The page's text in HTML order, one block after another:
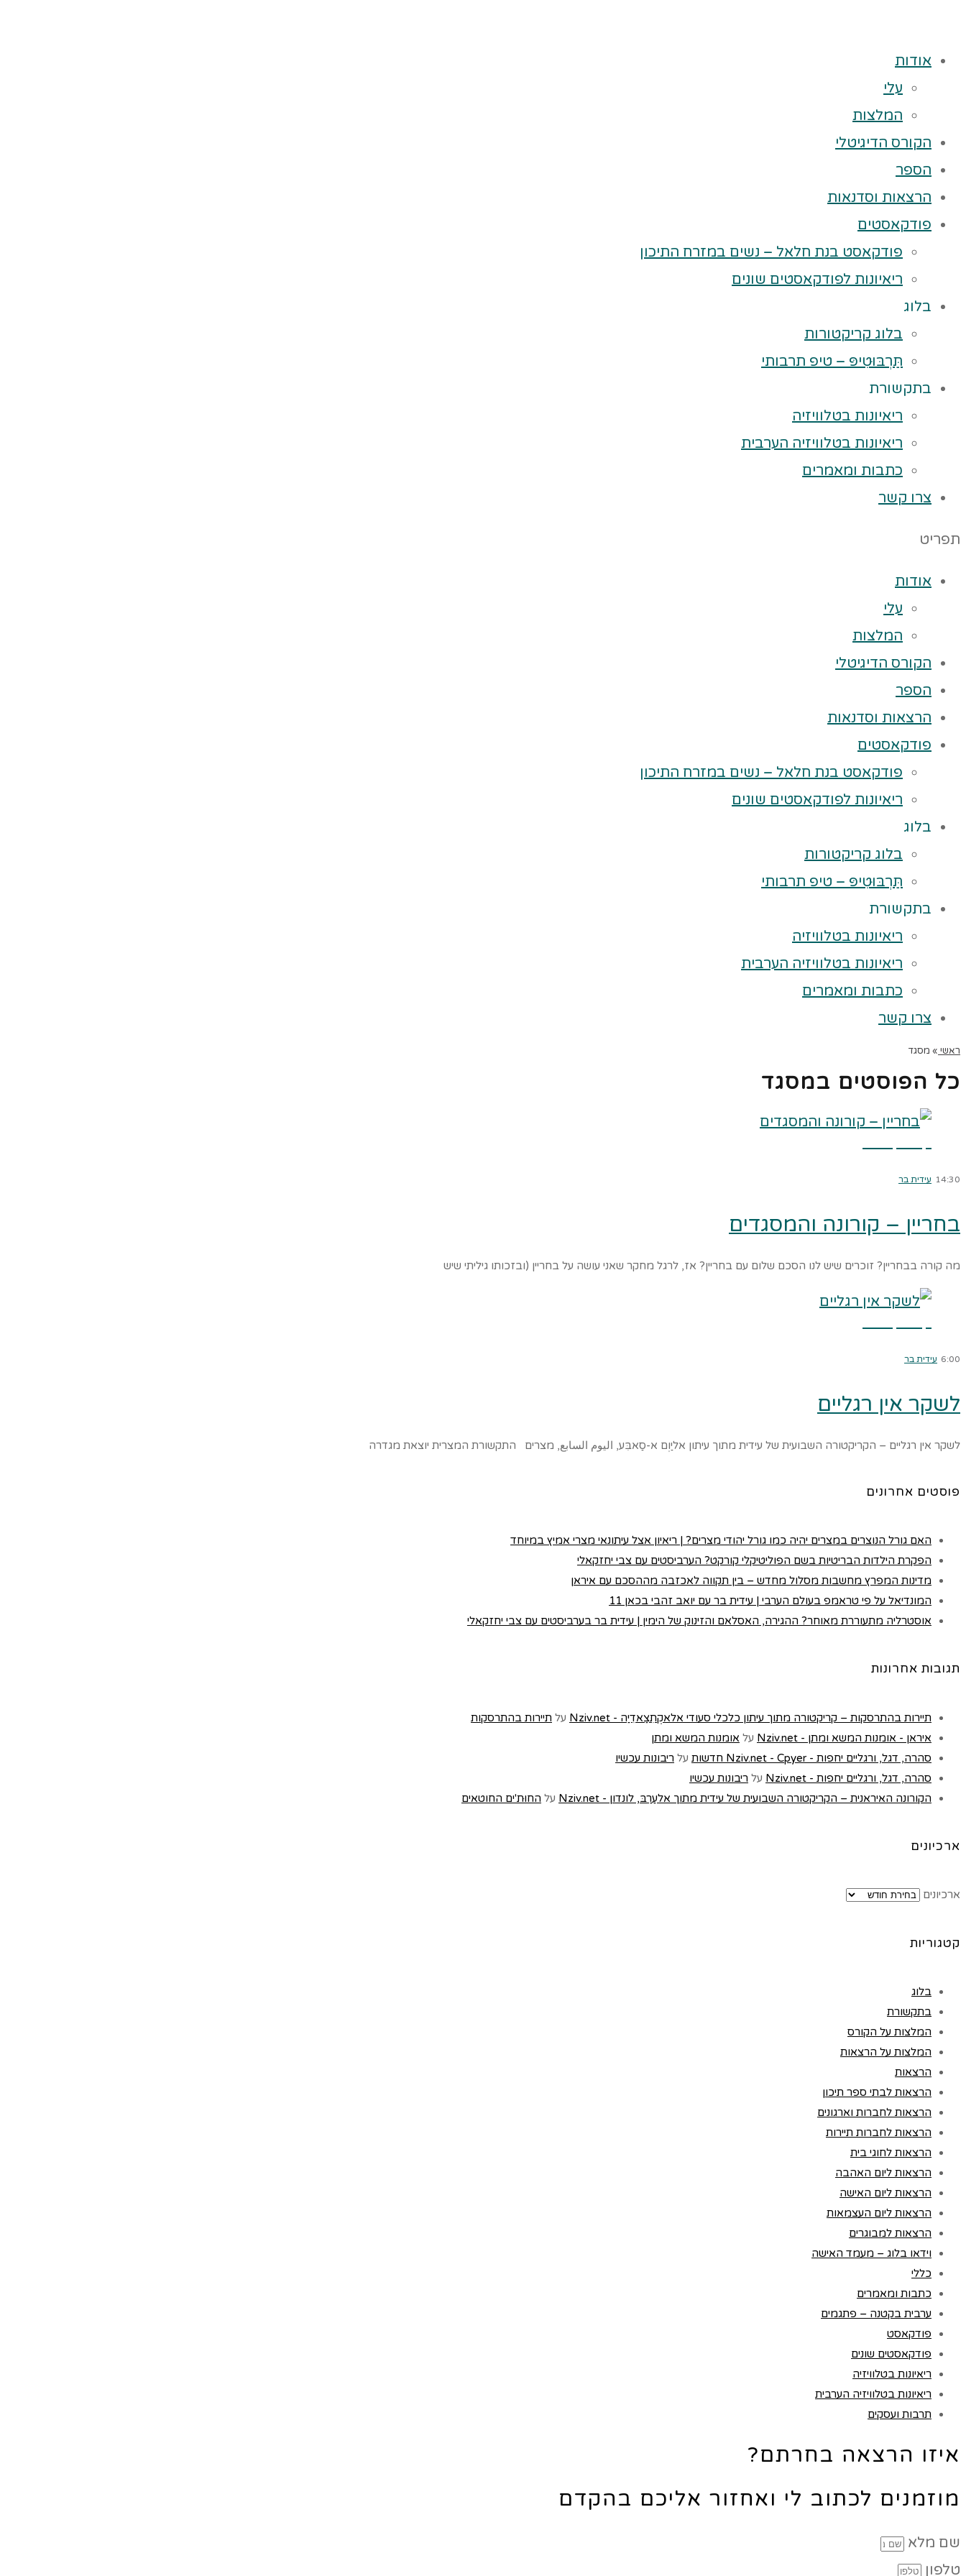
אודות
עלי
המלצות
הקורס הדיגיטלי
הספר
הרצאות וסדנאות
פודקאסטים
פודקאסט בנת חלאל – נשים במזרח התיכון
ריאיונות לפודקאסטים שונים
בלוג
בלוג קריקטורות
תַּרְבּוּטִיפּ – טיפ תרבותי
בתקשורת
ריאיונות בטלוויזיה
ריאיונות בטלוויזיה הערבית
כתבות ומאמרים
צרו קשר
תפריט
אודות
עלי
המלצות
הקורס הדיגיטלי
הספר
הרצאות וסדנאות
פודקאסטים
פודקאסט בנת חלאל – נשים במזרח התיכון
ריאיונות לפודקאסטים שונים
בלוג
בלוג קריקטורות
תַּרְבּוּטִיפּ – טיפ תרבותי
בתקשורת
ריאיונות בטלוויזיה
ריאיונות בטלוויזיה הערבית
כתבות ומאמרים
צרו קשר
ראשי » מסגד
כל הפוסטים במסגד
14:30 עידית בר
בחריין – קורונה והמסגדים
מה קורה בבחריין? זוכרים שיש לנו הסכם שלום עם בחריין? אז, לרגל מחקר שאני עושה על בחריין (ובזכותו גיליתי שיש
6:00 עידית בר
לשקר אין רגליים
לשקר אין רגליים – הקריקטורה השבועית של עידית מתוך עיתון אליַוְם א-סַאבִּע, اليوم السابع, מצרים התקשורת המצרית יוצאת מגדרה
פוסטים אחרונים
האם גורל הנוצרים במצרים יהיה כמו גורל יהודי מצרים? | ריאיון אצל עיתונאי מצרי אמיץ במיוחד
הפקרת הילדות הבריטיות בשם הפוליטיקלי קורקט? הערביסטים עם צבי יחזקאלי
מדינות המפרץ מחשבות מסלול מחדש – בין תקווה לאכזבה מההסכם עם איראן
המונדיאל על פי טראמפ בעולם הערבי | עידית בר עם יואב זהבי בכאן 11
אוסטרליה מתעוררת מאוחר? ההגירה, האסלאם והזינוק של הימין | עידית בר בערביסטים עם צבי יחזקאלי
תגובות אחרונות
תיירות בהתרסקות – קריקטורה מתוך עיתון כלכלי סעודי אלאקְתִצַאדִיַה - Nziv.net על תיירות בהתרסקות
איראן - אומנות המשא ומתן - Nziv.net
על אומנות המשא ומתן
סהרה, דגל, ורגליים יחפות - Nziv.net - Cpyer חדשות
על ריבונות עכשיו
סהרה, דגל, ורגליים יחפות - Nziv.net
על ריבונות עכשיו
הקורונה האיראנית – הקריקטורה השבועית של עידית מתוך אלעַרַבּ, לונדון - Nziv.net
על החוּת'ים החוטאים
ארכיונים
ארכיונים
קטגוריות
בלוג
בתקשורת
המלצות על הקורס
המלצות על הרצאות
הרצאות
הרצאות לבתי ספר תיכון
הרצאות לחברות וארגונים
הרצאות לחברות תיירות
הרצאות לחוגי בית
הרצאות ליום האהבה
הרצאות ליום האישה
הרצאות ליום העצמאות
הרצאות למבוגרים
וידאו בלוג – מעמד האישה
כללי
כתבות ומאמרים
ערבית בקטנה – פתגמים
פודקאסט
פודקאסטים שונים
ריאיונות בטלוויזיה
ריאיונות בטלוויזיה הערבית
תרבות ועסקים
איזו הרצאה בחרתם?
מוזמנים לכתוב לי ואחזור אליכם בהקדם
שם מלא
טלפון